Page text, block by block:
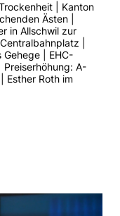
| Kanton
Ästen |
in Allschwil zur
|
| EHC-
A-
Esther Roth im